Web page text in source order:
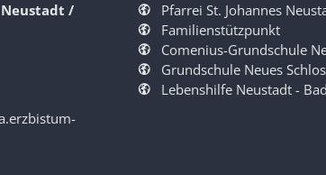
/
Pfarrei St. Johannes
Familienstützpunkt
Comenius-Grundschule
Grundschule Neues
Lebenshilfe Neustadt -